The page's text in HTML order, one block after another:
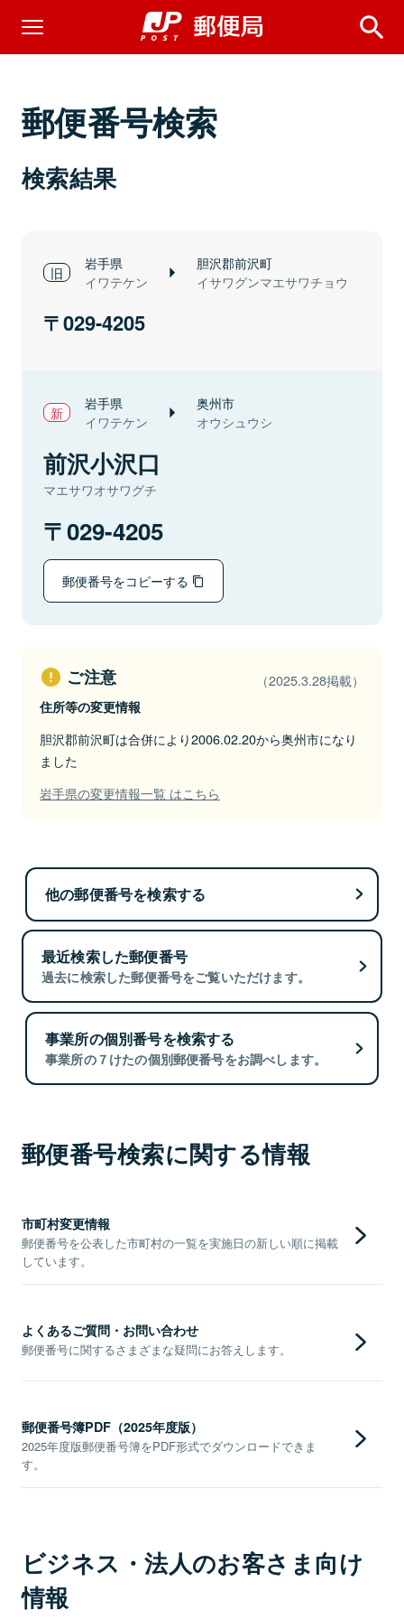
郵便番号検索
検索結果
岩手県
イワテケン
胆沢郡前沢町
イサワグンマエサワチョウ
029-4205
岩手県
イワテケン
奥州市
オウシュウシ
前沢小沢口
マエサワオサワグチ
029-4205
郵便番号をコピーする
ご注意 （2025.3.28掲載）
住所等の変更情報
胆沢郡前沢町は合併により2006.02.20から奥州市になり
ました
岩手県の変更情報一覧 はこちら
他の郵便番号を検索する
最近検索した郵便番号
過去に検索した郵便番号をご覧いただけます。
事業所の個別番号を検索する
事業所の７けたの個別郵便番号をお調べします。
郵便番号検索に関する情報
市町村変更情報
郵便番号を公表した市町村の一覧を実施日の新しい順に掲載
しています。
よくあるご質問・お問い合わせ
郵便番号に関するさまざまな疑問にお答えします。
郵便番号簿PDF（2025年度版）
2025年度版郵便番号簿をPDF形式でダウンロードできま
す。
ビジネス・法人のお客さま向け
情報